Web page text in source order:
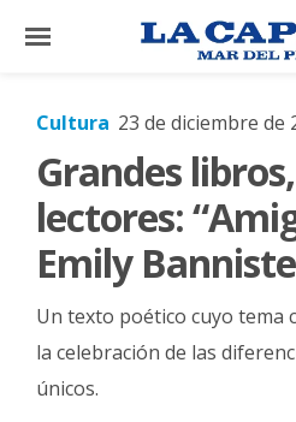
×
El
País
El
Mundo
La
Zona
Cultura
Cultura 23 de diciembre de
Grandes
lectores:
Emily
Un texto poético cuyo tema
la celebración de las
únicos.